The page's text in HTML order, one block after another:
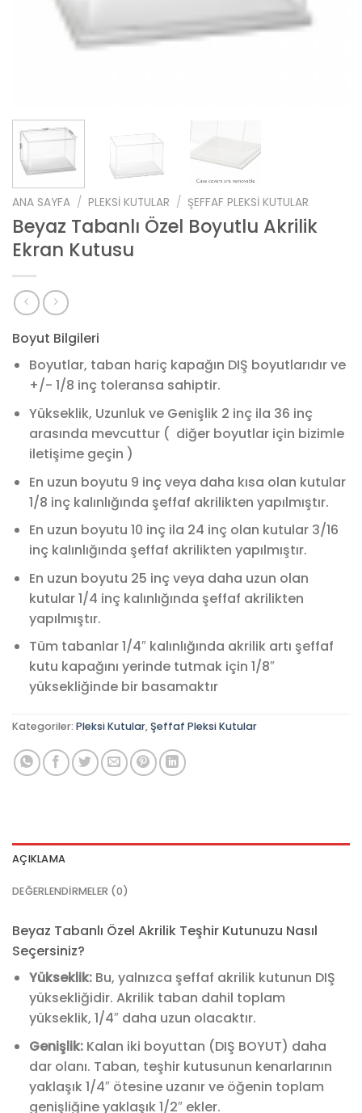
ANA SAYFA / PLEKSI KUTULAR / ŞEFFAF PLEKSI KUTULAR
Beyaz Tabanlı Özel Boyutlu Akrilik
Ekran Kutusu
Boyut Bilgileri
Boyutlar, taban hariç kapağın DIŞ boyutlarıdır ve
+/- 1/8 inç toleransa sahiptir.
Yükseklik, Uzunluk ve Genişlik 2 inç ila 36 inç
arasında mevcuttur ( diğer boyutlar için bizimle
iletişime geçin )
En uzun boyutu 9 inç veya daha kısa olan kutular
1/8 inç kalınlığında şeffaf akrilikten yapılmıştır.
En uzun boyutu 10 inç ila 24 inç olan kutular 3/16
inç kalınlığında şeffaf akrilikten yapılmıştır.
En uzun boyutu 25 inç veya daha uzun olan
kutular 1/4 inç kalınlığında şeffaf akrilikten
yapılmıştır.
Tüm tabanlar 1/4″ kalınlığında akrilik artı şeffaf
kutu kapağını yerinde tutmak için 1/8″
yüksekliğinde bir basamaktır
Kategoriler: Pleksi Kutular,Şeffaf Pleksi Kutular
AÇIKLAMA
DEĞERLENDIRMELER (0)
Beyaz Tabanlı Özel Akrilik Teşhir Kutunuzu Nasıl
Seçersiniz?
Yükseklik:Bu, yalnızca şeffaf akrilik kutunun DIŞ
yüksekliğidir. Akrilik taban dahil toplam
yükseklik, 1/4″ daha uzun olacaktır.
Genişlik:Kalan iki boyuttan (DIŞ BOYUT) daha
dar olanı. Taban, teşhir kutusunun kenarlarının
yaklaşık 1/4″ ötesine uzanır ve öğenin toplam
genişliğine yaklaşık 1/2″ ekler.